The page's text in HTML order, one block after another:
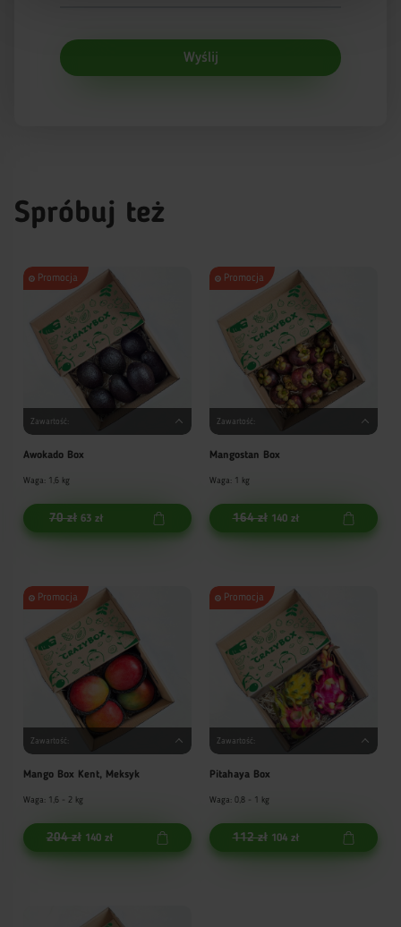
Wyślij
Spróbuj też
Promocja
Zawartość:
Awokado Box
Waga: 1,6 kg
70 zł 63 zł
Promocja
Zawartość:
Mangostan Box
Waga: 1 kg
164 zł 140 zł
Promocja
Zawartość:
Mango Box Kent, Meksyk
Waga: 1,6 - 2 kg
204 zł 140 zł
Promocja
Zawartość:
Pitahaya Box
Waga: 0,8 - 1 kg
112 zł 104 zł